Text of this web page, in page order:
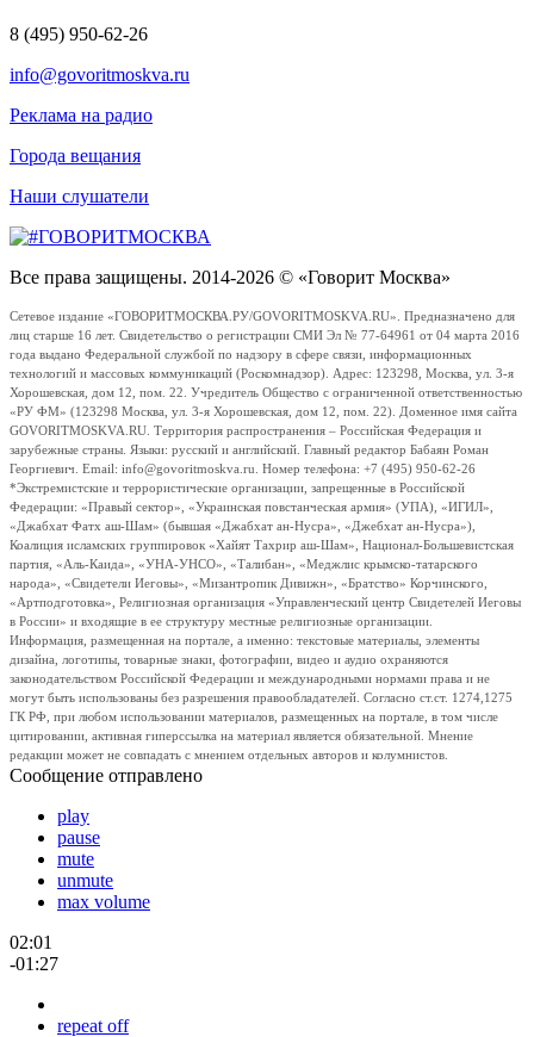
8 (495) 950-62-26
info@govoritmoskva.ru
Реклама на радио
Города вещания
Наши слушатели
Все права защищены. 2014-2026 © «Говорит Москва»
Сетевое издание «ГОВОРИТМОСКВА.РУ/GOVORITMOSKVA.RU». Предназначено для
лиц старше 16 лет. Свидетельство о регистрации СМИ Эл № 77-64961 от 04 марта 2016
года выдано Федеральной службой по надзору в сфере связи, информационных
технологий и массовых коммуникаций (Роскомнадзор). Адрес: 123298, Москва, ул. 3-я
Хорошевская, дом 12, пом. 22. Учредитель Общество с ограниченной ответственностью
«РУ ФМ» (123298 Москва, ул. 3-я Хорошевская, дом 12, пом. 22). Доменное имя сайта
GOVORITMOSKVA.RU. Территория распространения – Российская Федерация и
зарубежные страны. Языки: русский и английский. Главный редактор Бабаян Роман
Георгиевич. Email: info@govoritmoskva.ru. Номер телефона: +7 (495) 950-62-26
*Экстремистские и террористические организации, запрещенные в Российской
Федерации: «Правый сектор», «Украинская повстанческая армия» (УПА), «ИГИЛ»,
«Джабхат Фатх аш-Шам» (бывшая «Джабхат ан-Нусра», «Джебхат ан-Нусра»),
Коалиция исламских группировок «Хайят Тахрир аш-Шам», Национал-Большевистская
партия, «Аль-Каида», «УНА-УНСО», «Талибан», «Меджлис крымско-татарского
народа», «Свидетели Иеговы», «Мизантропик Дивижн», «Братство» Корчинского,
«Артподготовка», Религиозная организация «Управленческий центр Свидетелей Иеговы
в России» и входящие в ее структуру местные религиозные организации.
Информация, размещенная на портале, а именно: текстовые материалы, элементы
дизайна, логотипы, товарные знаки, фотографии, видео и аудио охраняются
законодательством Российской Федерации и международными нормами права и не
могут быть использованы без разрешения правообладателей. Согласно ст.ст. 1274,1275
ГК РФ, при любом использовании материалов, размещенных на портале, в том числе
цитировании, активная гиперссылка на материал является обязательной. Мнение
редакции может не совпадать с мнением отдельных авторов и колумнистов.
Сообщение отправлено
play
pause
mute
unmute
max volume
02:01
-01:27
repeat off